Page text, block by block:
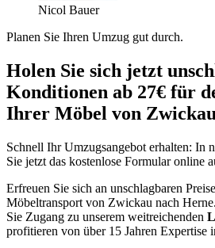
Nicol Bauer
Planen Sie Ihren Umzug gut durch.
Holen Sie sich jetzt
Konditionen ab 27€ für
Ihrer Möbel von
Schnell Ihr Umzugsangebot erhalten: In
Sie jetzt das kostenlose Formular online
Erfreuen Sie sich an unschlagbaren
Möbeltransport von Zwickau nach
Sie Zugang zu unserem weitreichenden
profitieren von über 15 Jahren Expertise